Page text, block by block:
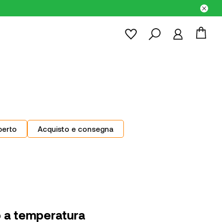
Acquisto e consegna
a temperatura